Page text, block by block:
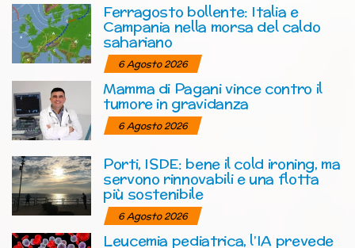
Ferragosto bollente: Italia e
Campania nella morsa del caldo
sahariano
6 Agosto 2026
Mamma di Pagani vince contro il
tumore in gravidanza
6 Agosto 2026
Porti, ISDE: bene il cold ironing, ma
servono rinnovabili e una flotta
più sostenibile
6 Agosto 2026
Leucemia pediatrica, l’IA prevede